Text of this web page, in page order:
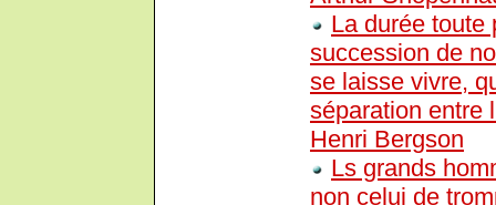
La durée toute
succession de
se laisse vivre,
séparation entre
Henri Bergson
Ls grands
non celui de